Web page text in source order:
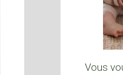
Vous